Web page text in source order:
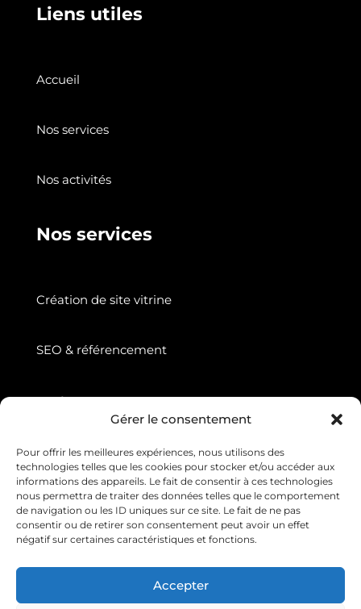
Gérer le consentement
Pour offrir les meilleures expériences, nous utilisons des
technologies telles que les cookies pour stocker et/ou accéder aux
informations des appareils. Le fait de consentir à ces technologies
nous permettra de traiter des données telles que le comportement
de navigation ou les ID uniques sur ce site. Le fait de ne pas
consentir ou de retirer son consentement peut avoir un effet
négatif sur certaines caractéristiques et fonctions.
Accepter
Liens utiles
Accueil
Nos services
Nos activités
Nos services
Création de site vitrine
SEO & référencement
Suivez nous
Copyright © 2026 Web Diffusion. Tous droits